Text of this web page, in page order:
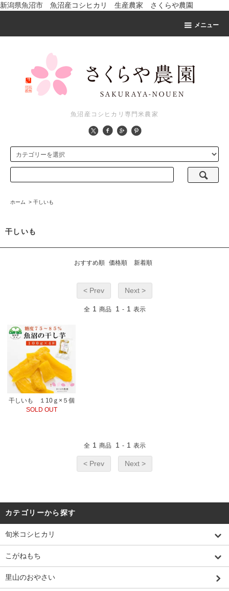
新潟県魚沼市 魚沼産コシヒカリ 生産農家 さくらや農園
メニュー
魚沼産コシヒカリ専門米農家
ホーム > 干しいも
干しいも
おすすめ順 価格順 新着順
< Prev Next >
全 1 商品 1 - 1 表示
干しいも １10ｇ×５個
SOLD OUT
全 1 商品 1 - 1 表示
< Prev Next >
カテゴリーから探す
旬米コシヒカリ
こがねもち
里山のおやさい